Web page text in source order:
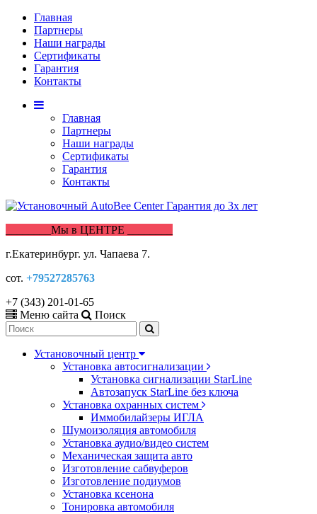
Главная
Партнеры
Наши награды
Сертификаты
Гарантия
Контакты
Главная
Партнеры
Наши награды
Сертификаты
Гарантия
Контакты
________Мы в ЦЕНТРЕ ________
г.Екатеринбург. ул. Чапаева 7.
сот. +79527285763
+7 (343) 201-01-65
Меню сайта
Поиск
Установочный центр
Установка автосигнализации
Установка сигнализации StarLine
Автозапуск StarLine без ключа
Установка охранных систем
Иммобилайзеры ИГЛА
Шумоизоляция автомобиля
Установка аудио/видео систем
Механическая защита авто
Изготовление сабвуферов
Изготовление подиумов
Установка ксенона
Тонировка автомобиля